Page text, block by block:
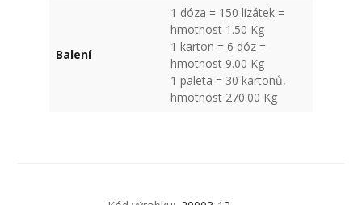
Balení
1 dóza = 150 lízátek =
hmotnost 1.50 Kg
1 karton = 6 dóz =
hmotnost 9.00 Kg
1 paleta = 30 kartonů,
hmotnost 270.00 Kg